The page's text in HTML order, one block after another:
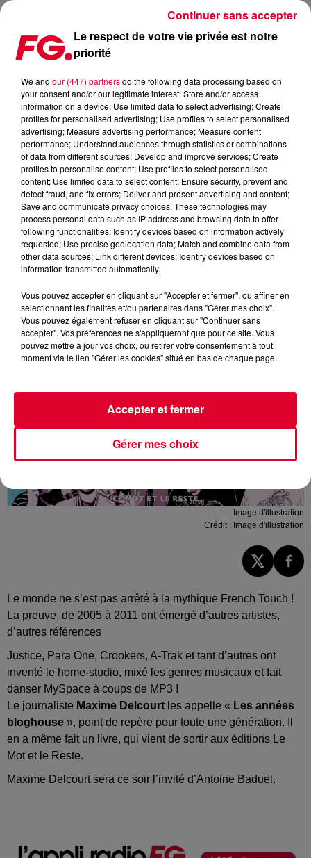
FOCUS SUR LES ANNÉES BLOGHOUSE CE SOIR DANS L'HAPPY HOUR !
Publié : 2 février 2026 à 11h37 par Christophe HUBERT
Image d'illustration
Crédit : Image d'illustration
Le monde ne s’est pas arrêté à la mythique French Touch !
La preuve, de 2005 à 2011 ont émergé d’autres artistes,
d’autres références
Justice, Para One, Crookers, A-Trak et tant d’autres ont
inventé le home-studio, mixé les genres musicaux et fait
danser MySpace à coups de MP3 !
Le journaliste Maxime Delcourt les appelle « Les années
bloghouse », point de repère pour toute une génération. Il
en a même fait un livre, qui vient de sortir aux éditions Le
Mot et le Reste.
Maxime Delcourt sera ce soir l’invité d’Antoine Baduel.
Le respect de votre vie privée est notre
priorité
We and our (447) partnersdo the following data processing based on
your consent and/or our legitimate interest: Store and/or access
information on a device; Use limited data to select advertising; Create
profiles for personalised advertising; Use profiles to select personalised
advertising; Measure advertising performance; Measure content
performance; Understand audiences through statistics or combinations
of data from different sources; Develop and improve services; Create
profiles to personalise content; Use profiles to select personalised
content; Use limited data to select content; Ensure security, prevent and
detect fraud, and fix errors; Deliver and present advertising and content;
Save and communicate privacy choices. These technologies may
process personal data such as IP address and browsing data to offer
following functionalities: Identify devices based on information actively
requested; Use precise geolocation data; Match and combine data from
other data sources; Link different devices; Identify devices based on
information transmitted automatically.
Vous pouvez accepter en cliquant sur "Accepter et fermer", ou affiner en
sélectionnant les finalités et/ou partenaires dans "Gérer mes choix".
Vous pouvez également refuser en cliquant sur "Continuer sans
accepter". Vos préférences ne s'appliqueront que pour ce site. Vous
pouvez mettre à jour vos choix, ou retirer votre consentement à tout
moment via le lien "Gérer les cookies" situé en bas de chaque page.
Gérer mes choix
Accepter et fermer
Continuer sans accepter